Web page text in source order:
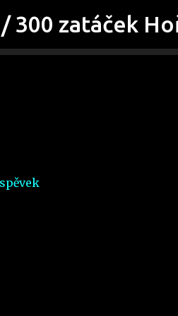
300 zatáček